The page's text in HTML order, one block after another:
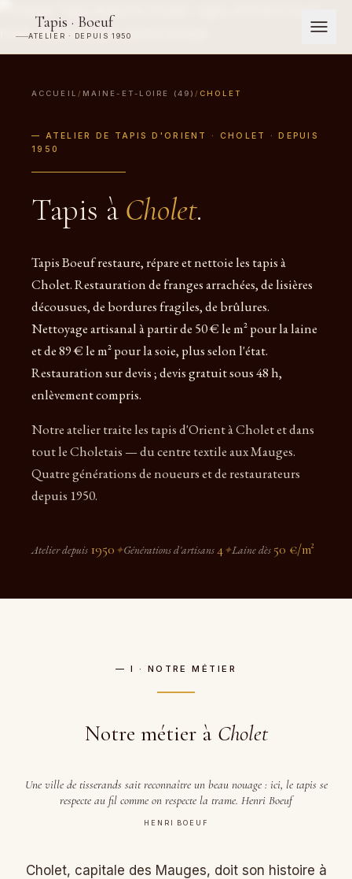
Tapis · Boeuf
ATELIER · DEPUIS 1950
ACCUEIL / MAINE-ET-LOIRE (49) / CHOLET
— ATELIER DE TAPIS D'ORIENT · CHOLET · DEPUIS
1950
Tapis à Cholet.
Tapis Boeuf restaure, répare et nettoie les tapis à
Cholet. Restauration de franges arrachées, de lisières
décousues, de bordures fragiles, de brûlures.
Nettoyage artisanal à partir de 50 € le m² pour la laine
et de 89 € le m² pour la soie, plus selon l'état.
Restauration sur devis ; devis gratuit sous 48 h,
enlèvement compris.
Notre atelier traite les tapis d'Orient à Cholet et dans
tout le Choletais — du centre textile aux Mauges.
Quatre générations de noueurs et de restaurateurs
depuis 1950.
Atelier depuis 1950 ✦Générations d'artisans4✦Laine dès 50 €/m²
— I · NOTRE MÉTIER
Notre métier à Cholet
Une ville de tisserands sait reconnaître un beau nouage : ici, le tapis se
respecte au fil comme on respecte la trame. Henri Boeuf
HENRI BOEUF
Cholet, capitale des Mauges, doit son histoire à